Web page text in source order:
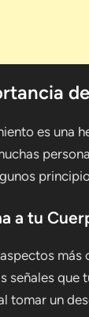
es una
a tu
señales que
tomar un